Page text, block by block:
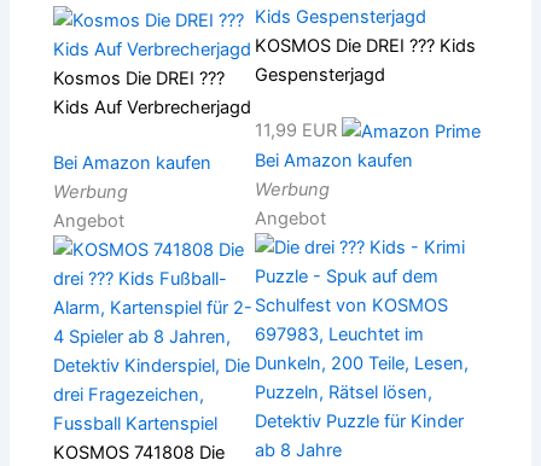
Kosmos Die DREI ???
Kids Auf Verbrecherjagd
Bei Amazon kaufen
Werbung
Angebot
KOSMOS 741808 Die
KOSMOS Die DREI ??? Kids
Gespensterjagd
11,99 EUR
Bei Amazon kaufen
Werbung
Angebot